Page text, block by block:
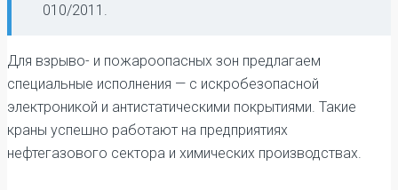
010/2011.
Для взрыво- и пожароопасных зон предлагаем
специальные исполнения — с искробезопасной
электроникой и антистатическими покрытиями. Такие
краны успешно работают на предприятиях
нефтегазового сектора и химических производствах.